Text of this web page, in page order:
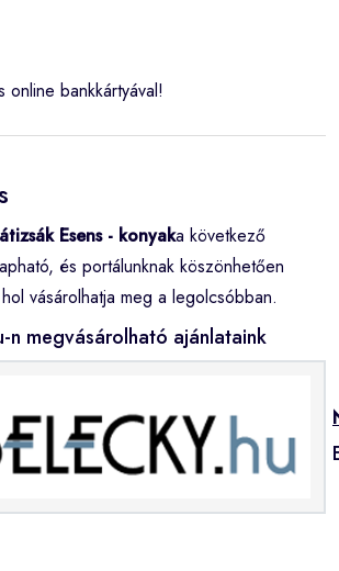
bankkártyával!
Esens - konyaka következő
és portálunknak köszönhetően
vásárolhatja meg a legolcsóbban.
n megvásárolható ajánlataink